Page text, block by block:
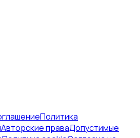
Политика
Авторские праваДопустимые